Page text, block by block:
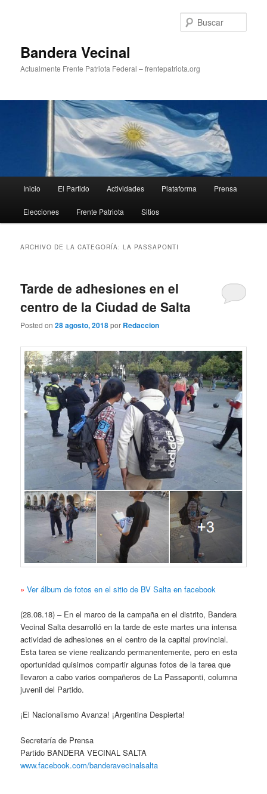
Bandera Vecinal
Actualmente Frente Patriota Federal – frentepatriota.org
principal
Inicio El Partido Actividades Plataforma Prensa
Elecciones Frente Patriota Sitios
ARCHIVO DE LA CATEGORÍA:LA PASSAPONTI
Tarde de adhesiones en el
centro de la Ciudad de Salta
Posted on28 agosto, 2018por Redaccion
» Ver álbum de fotos en el sitio de BV Salta en facebook
(28.08.18) – En el marco de la campaña en el distrito, Bandera
Vecinal Salta desarrolló en la tarde de este martes una intensa
actividad de adhesiones en el centro de la capital provincial.
Esta tarea se viene realizando permanentemente, pero en esta
oportunidad quisimos compartir algunas fotos de la tarea que
llevaron a cabo varios compañeros de La Passaponti, columna
juvenil del Partido.
¡El Nacionalismo Avanza! ¡Argentina Despierta!
Secretaría de Prensa
Partido BANDERA VECINAL SALTA
www.facebook.com/banderavecinalsalta